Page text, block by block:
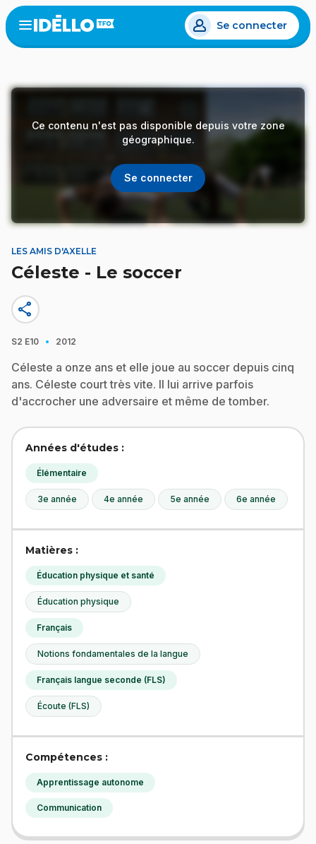
Aller
au
contenu
Open
menu
Se connecter
Ce contenu n'est pas disponible depuis votre zone
géographique.
Se connecter
LES AMIS D'AXELLE
Céleste - Le soccer
share
S2 E10 · 2012
Céleste a onze ans et elle joue au soccer depuis cinq
ans. Céleste court très vite. Il lui arrive parfois
d'accrocher une adversaire et même de tomber.
Années d'études :
Élémentaire
3e année 4e année 5e année 6e année
Matières :
Éducation physique et santé
Éducation physique
Français
Notions fondamentales de la langue
Français langue seconde (FLS)
Écoute (FLS)
Compétences :
Apprentissage autonome
Communication